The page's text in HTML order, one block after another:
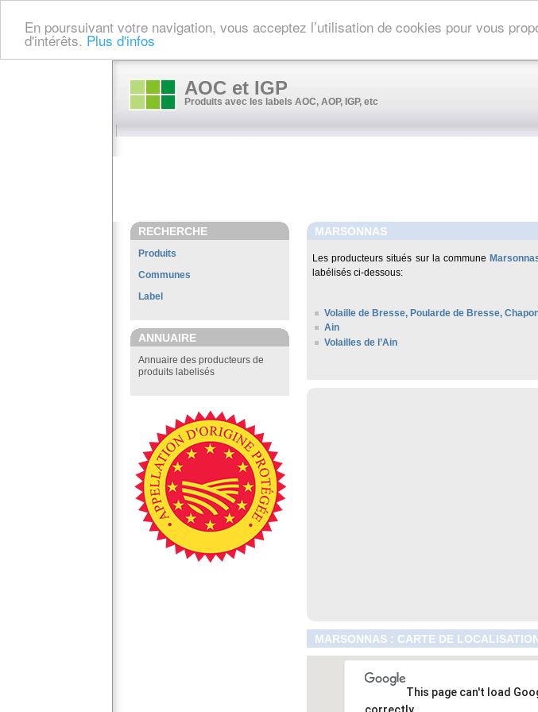
En poursuivant votre navigation, vous acceptez l’utilisation de cookies pour vous
d'intérêts. Plus d'infos
AOC et IGP
Produits avec les labels AOC, AOP, IGP, etc
RECHERCHE
Produits
Communes
Label
ANNUAIRE
Annuaire des producteurs de
produits labelisés
MARSONNAS
Les producteurs situés sur la commune
labélisés ci-dessous:
Volaille de Bresse, Poularde de Bresse,
Ain
Volailles de l’Ain
MARSONNAS : CARTE DE
This page can't load
correctly.